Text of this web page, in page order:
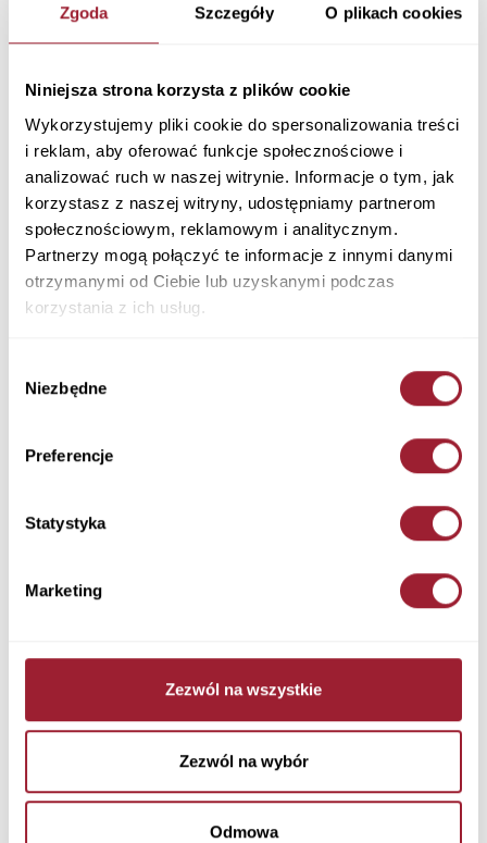
Zgoda Szczegóły O plikach cookies
Niniejsza strona korzysta z plików cookie
Wykorzystujemy pliki cookie do spersonalizowania treści
i reklam, aby oferować funkcje społecznościowe i
analizować ruch w naszej witrynie. Informacje o tym, jak
korzystasz z naszej witryny, udostępniamy partnerom
społecznościowym, reklamowym i analitycznym.
Partnerzy mogą połączyć te informacje z innymi danymi
otrzymanymi od Ciebie lub uzyskanymi podczas
korzystania z ich usług.
zgody
Niezbędne
Preferencje
Statystyka
Marketing
Zezwól na wszystkie
Zezwól na wybór
Odmowa
Kurtka damska zielona z
kapturem 81284-046 MINT
Kurtka damska beżowa z
kapturem 81284-009 BEIGE
289,90 PLN
539,90 PLN
Kurtka damska zimowa zielona
519,90 PLN
Kurtka damska jasnoróżowa z
kapturem 81284-301 ROSE
beżowa bez kaptura 81283-009